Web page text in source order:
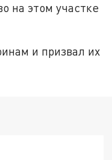
на этом участке
и призвал их